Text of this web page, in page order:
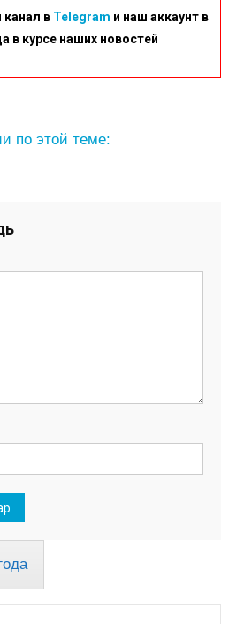
в Telegram и наш аккаунт в
в курсе наших новостей
по этой теме: